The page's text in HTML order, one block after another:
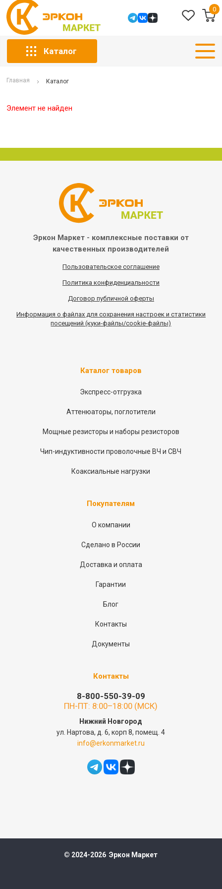
0
Каталог
Главная Каталог
Элемент не найден
Эркон Маркет - комплексные поставки от
качественных производителей
Пользовательское соглашение
Политика конфиденциальности
Договор публичной оферты
Информация о файлах для сохранения настроек и статистики
посещений (куки-файлы/cookie-файлы)
Каталог товаров
Экспресс-отгрузка
Аттенюаторы, поглотители
Мощные резисторы и наборы резисторов
Чип-индуктивности проволочные ВЧ и СВЧ
Коаксиальные нагрузки
Покупателям
О компании
Сделано в России
Доставка и оплата
Гарантии
Блог
Контакты
Документы
Контакты
8-800-550-39-09
ПН-ПТ: 8:00–18:00 (МСК)
Нижний Новгород
ул. Нартова, д. 6, корп 8, помещ. 4
info@erkonmarket.ru
© 2024-2026 Эркон Маркет